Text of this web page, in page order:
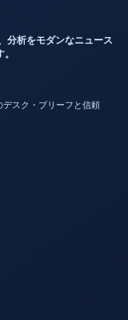
分析をモダンなニュース
スク・ブリーフと信頼